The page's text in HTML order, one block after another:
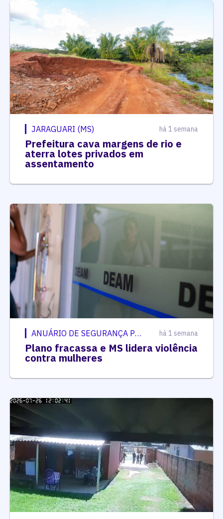
JARAGUARI (MS) há 1 semana
Prefeitura cava margens de rio e
aterra lotes privados em
assentamento
ANUÁRIO DE SEGURANÇA PÚBLICA há 1 semana
Plano fracassa e MS lidera violência
contra mulheres